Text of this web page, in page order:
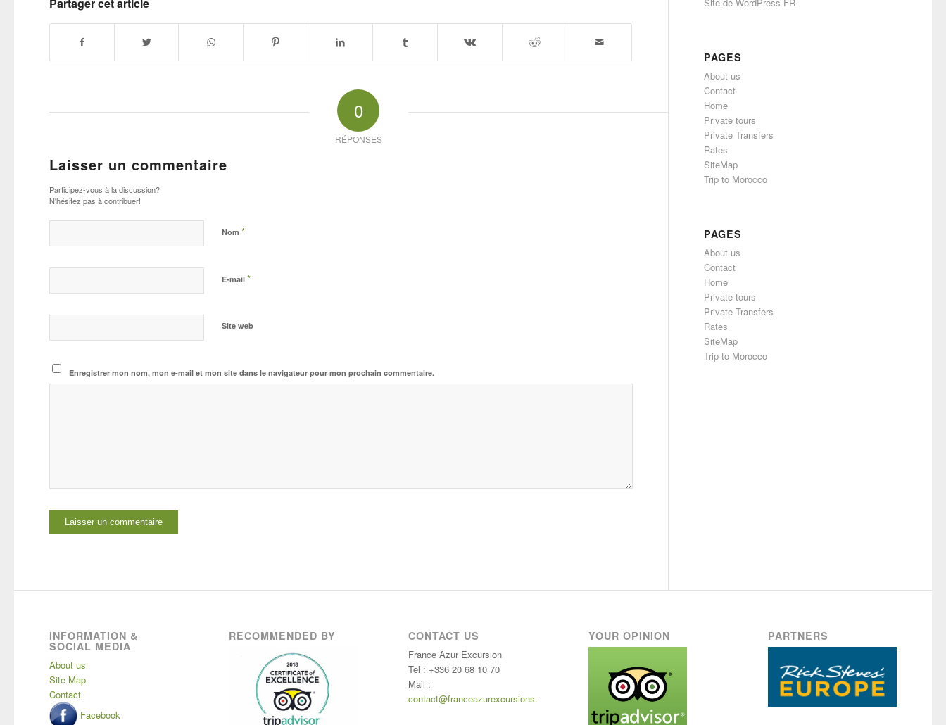
0
RÉPONSES
Laisser un commentaire
Participez-vous à la discussion?
N'hésitez pas à contribuer!
Nom *
E-mail *
Site web
Enregistrer mon nom, mon e-mail et mon site dans le navigateur pour mon prochain commentaire.
PAGES
About us
Contact
Home
Private tours
Private Transfers
Rates
SiteMap
Trip to Morocco
PAGES
About us
Contact
Home
Private tours
Private Transfers
Rates
SiteMap
Trip to Morocco
INFORMATION &
SOCIAL MEDIA
About us
Site Map
Contact
Facebook
RECOMMENDED BY CONTACT US
France Azur Excursion
Tel : +336 20 68 10 70
Mail :
contact@franceazurexcursions.com
YOUR OPINION PARTNERS